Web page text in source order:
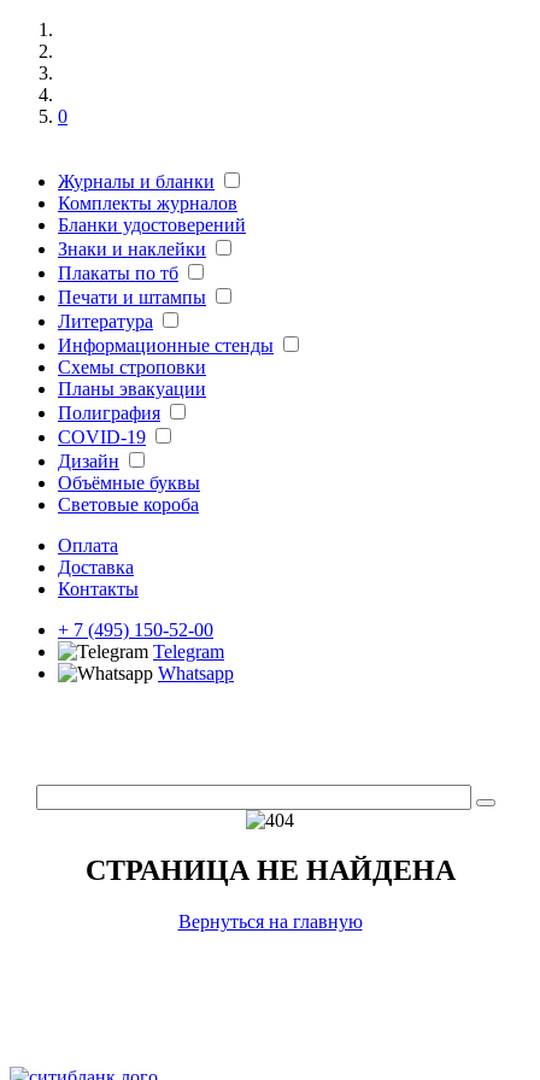
0
Журналы и бланки
Комплекты журналов
Бланки удостоверений
Знаки и наклейки
Плакаты по тб
Печати и штампы
Литература
Информационные стенды
Схемы строповки
Планы эвакуации
Полиграфия
COVID-19
Дизайн
Объёмные буквы
Световые короба
Оплата
Доставка
Контакты
+ 7 (495) 150-52-00
Telegram
Whatsapp
СТРАНИЦА НЕ НАЙДЕНА
Вернуться на главную